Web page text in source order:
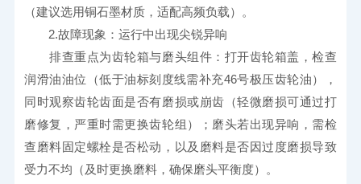
（建议选用铜石墨材质，适配高频负载）。
2.故障现象：运行中出现尖锐异响
排查重点为齿轮箱与磨头组件：打开齿轮箱盖，检查
润滑油油位（低于油标刻度线需补充46号极压齿轮油），
同时观察齿轮齿面是否有磨损或崩齿（轻微磨损可通过打
磨修复，严重时需更换齿轮组）；磨头若出现异响，需检
查磨料固定螺栓是否松动，以及磨料是否因过度磨损导致
受力不均（及时更换磨料，确保磨头平衡度）。